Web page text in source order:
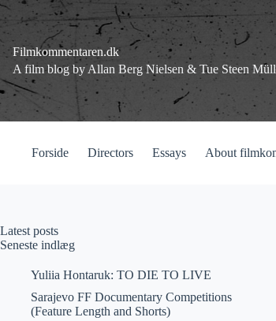
Fortsæt
til
indhold
Filmkommentaren.dk
A film blog by Allan Berg Nielsen & Tue Steen
Forside Directors Essays About
Latest posts
Seneste indlæg
Yuliia Hontaruk: TO DIE TO LIVE
Sarajevo FF Documentary Competitions
(Feature Length and Shorts)